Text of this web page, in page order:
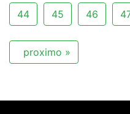
44 45 46
proximo »